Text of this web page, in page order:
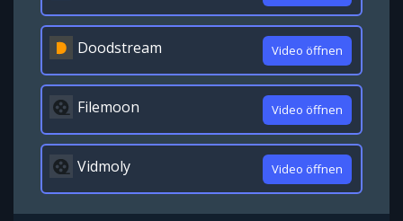
Doodstream Video öffnen
Filemoon Video öffnen
Vidmoly Video öffnen